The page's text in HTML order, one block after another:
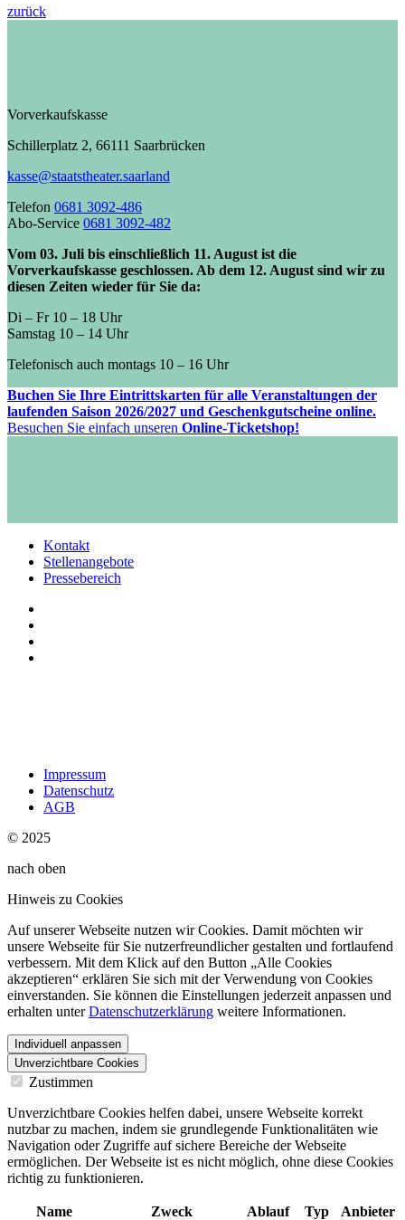
zurück
Vorverkaufskasse
Schillerplatz 2, 66111 Saarbrücken
kasse@staatstheater.saarland
Telefon 0681 3092-486
Abo-Service 0681 3092-482
Vom 03. Juli bis einschließlich 11. August ist die
Vorverkaufskasse geschlossen. Ab dem 12. August sind wir zu
diesen Zeiten wieder für Sie da:
Di – Fr 10 – 18 Uhr
Samstag 10 – 14 Uhr
Telefonisch auch montags 10 – 16 Uhr
Buchen Sie Ihre Eintrittskarten für alle Veranstaltungen der
laufenden Saison 2026/2027 und Geschenkgutscheine online.
Besuchen Sie einfach unseren Online-Ticketshop!
Kontakt
Stellenangebote
Pressebereich
Impressum
Datenschutz
AGB
© 2025
nach oben
Hinweis zu Cookies
Auf unserer Webseite nutzen wir Cookies. Damit möchten wir
unsere Webseite für Sie nutzerfreundlicher gestalten und fortlaufend
verbessern. Mit dem Klick auf den Button „Alle Cookies
akzeptieren“ erklären Sie sich mit der Verwendung von Cookies
einverstanden. Sie können die Einstellungen jederzeit anpassen und
erhalten unterDatenschutzerklärung weitere Informationen.
Individuell anpassen
Unverzichtbare Cookies
Zustimmen
Unverzichtbare Cookies helfen dabei, unsere Webseite korrekt
nutzbar zu machen, indem sie grundlegende Funktionalitäten wie
Navigation oder Zugriffe auf sichere Bereiche der Webseite
ermöglichen. Der Webseite ist es nicht möglich, ohne diese Cookies
richtig zu funktionieren.
Name Zweck Ablauf Typ Anbieter